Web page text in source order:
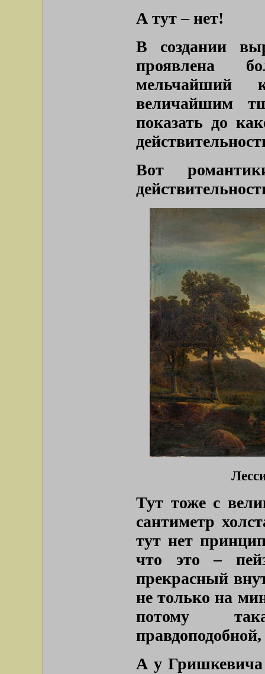
А тут – нет!
В создании
проявлена
мельчайший
величайшим
показать до
Вот
Тут тоже с
сантиметр
тут нет
что это –
прекрасный
не только на
потому
А у Гришкевича